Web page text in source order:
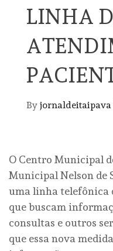
LINHA
By jornaldeitaipava
O Centro Municipal
Municipal Nelson de
uma linha telefônica
que buscam
consultas e outros
que essa nova